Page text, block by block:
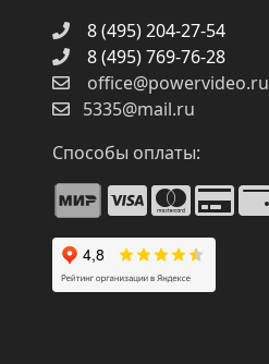
8 (495) 204-27-54
8 (495) 769-76-28
office@powervideo.ru
5335@mail.ru
Способы оплаты: